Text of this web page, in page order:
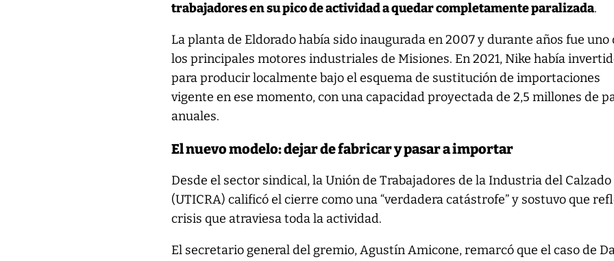
trabajadores en su pico de actividad a quedar completamente paralizada.
La planta de Eldorado había sido inaugurada en 2007 y durante años fue uno
los principales motores industriales de Misiones. En 2021, Nike había
para producir localmente bajo el esquema de sustitución de importaciones
vigente en ese momento, con una capacidad proyectada de 2,5 millones de
anuales.
El nuevo modelo: dejar de fabricar y pasar a importar
Desde el sector sindical, la Unión de Trabajadores de la Industria del Calzado
(UTICRA) calificó el cierre como una “verdadera catástrofe” y sostuvo que
crisis que atraviesa toda la actividad.
El secretario general del gremio, Agustín Amicone, remarcó que el caso de